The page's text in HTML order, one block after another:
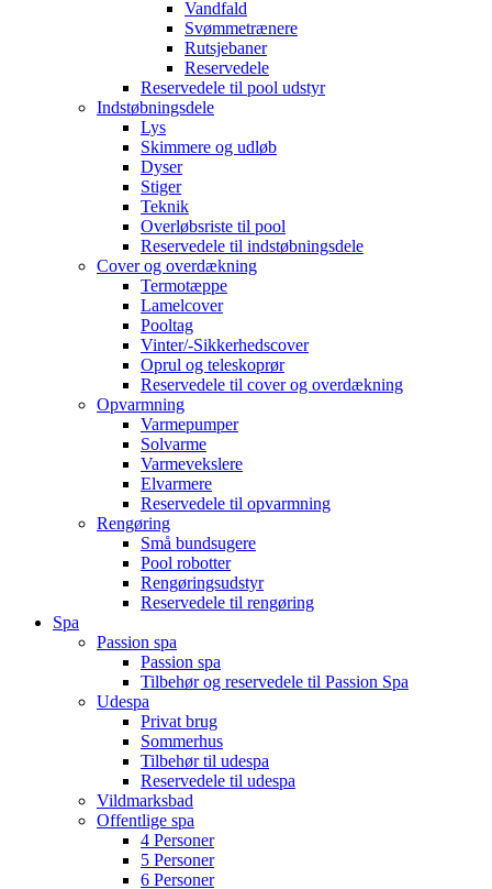
Vandfald
Svømmetrænere
Rutsjebaner
Reservedele
Reservedele til pool udstyr
Indstøbningsdele
Lys
Skimmere og udløb
Dyser
Stiger
Teknik
Overløbsriste til pool
Reservedele til indstøbningsdele
Cover og overdækning
Termotæppe
Lamelcover
Pooltag
Vinter/-Sikkerhedscover
Oprul og teleskoprør
Reservedele til cover og overdækning
Opvarmning
Varmepumper
Solvarme
Varmevekslere
Elvarmere
Reservedele til opvarmning
Rengøring
Små bundsugere
Pool robotter
Rengøringsudstyr
Reservedele til rengøring
Spa
Passion spa
Passion spa
Tilbehør og reservedele til Passion Spa
Udespa
Privat brug
Sommerhus
Tilbehør til udespa
Reservedele til udespa
Vildmarksbad
Offentlige spa
4 Personer
5 Personer
6 Personer